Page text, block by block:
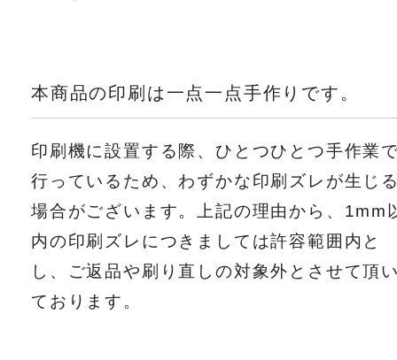
本商品の印刷は一点一点手作りです。
印刷機に設置する際、ひとつひとつ手作業
行っているため、わずかな印刷ズレが生じ
場合がございます。上記の理由から、1mm
内の印刷ズレにつきましては許容範囲内と
し、ご返品や刷り直しの対象外とさせて頂
ております。